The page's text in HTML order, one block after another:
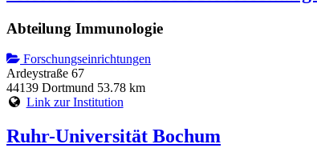
Abteilung Immunologie
Forschungseinrichtungen
Ardeystraße 67
44139 Dortmund 53.78 km
Link zur Institution
Ruhr-Universität Bochum